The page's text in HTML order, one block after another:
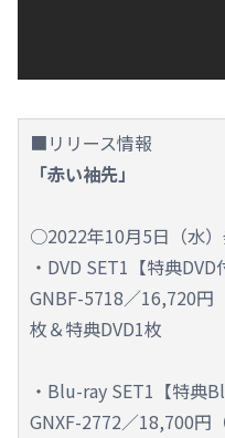
■リリース情報
「赤い袖先」
○2022年10月5日（水
・DVD SET1【特典DVD
GNBF-5718／16,720円
枚＆特典DVD1枚
・Blu-ray SET1【特典
GNXF-2772／18,700円